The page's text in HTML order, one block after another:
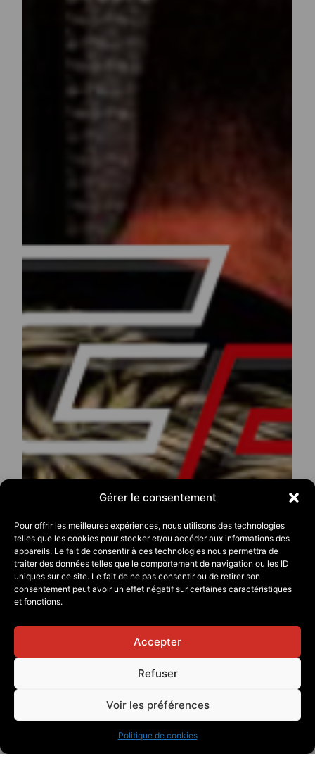
Gérer le consentement
Pour offrir les meilleures expériences, nous utilisons des technologies
telles que les cookies pour stocker et/ou accéder aux informations des
appareils. Le fait de consentir à ces technologies nous permettra de
traiter des données telles que le comportement de navigation ou les ID
uniques sur ce site. Le fait de ne pas consentir ou de retirer son
consentement peut avoir un effet négatif sur certaines caractéristiques
et fonctions.
Accepter
Refuser
Voir les préférences
Politique de cookies